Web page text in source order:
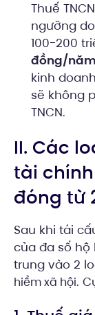
Thuế
ngưỡng
100-200
đồng/năm
kinh
sẽ không
TNCN.
II. Các
tài
đóng từ
Sau khi tái
của đa số hộ
trung vào 2
hiểm xã hội.